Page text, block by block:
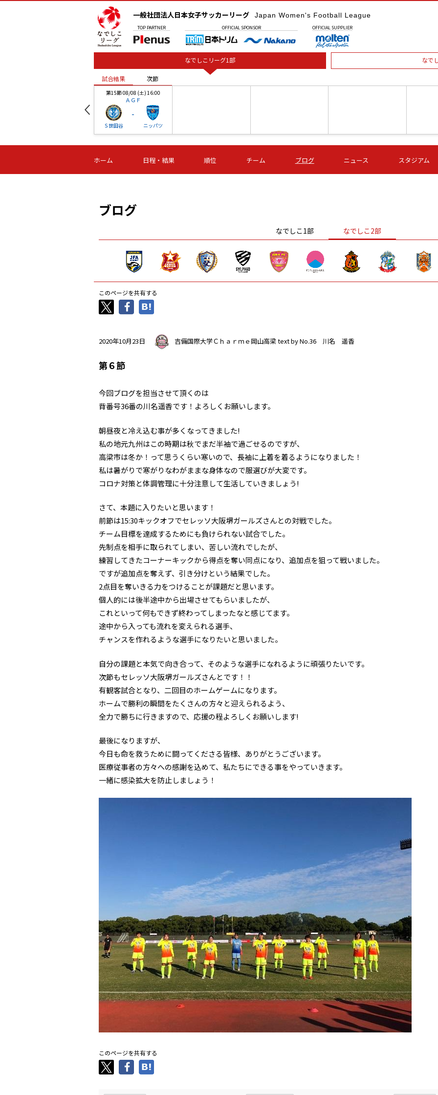
一般社団法人日本女子サッカーリーグ Japan Women's Football League
TOP PARTNER OFFICIAL SPONSOR OFFICIAL SUPPLIER
なでしこリーグ1部 なで
試合結果 次節
第15節 08/08 (土) 16:00
ＡＧＦ
Ｓ世田谷
-
ニッパツ
-
第16節 09/05 (土) 15:00
ニッパツ
-
第16節 09/05 (土) 15:00
石人の星
-
第16節 09/05 (土) 16:00
ＡＧＦ
-
いちご
-
第16
試合結果 次節
ホーム 日程・結果 順位 チーム ブログ ニュース スタジアム
ブログ
なでしこ1部 なでしこ2部
このページを共有する
2020年10月23日 吉備国際大学Ｃｈａｒｍｅ岡山高梁text by No.36 川名 遥香
第６節
今回ブログを担当させて頂くのは
背番号36番の川名遥香です！よろしくお願いします。
朝昼夜と冷え込む事が多くなってきました!
私の地元九州はこの時期は秋でまだ半袖で過ごせるのですが、
高梁市は冬か！って思うくらい寒いので、長袖に上着を着るようになりました！
私は暑がりで寒がりなわがままな身体なので服選びが大変です。
コロナ対策と体調管理に十分注意して生活していきましょう!
さて、本題に入りたいと思います！
前節は15:30キックオフでセレッソ大阪堺ガールズさんとの対戦でした。
チーム目標を達成するためにも負けられない試合でした。
先制点を相手に取られてしまい、苦しい流れでしたが、
練習してきたコーナーキックから得点を奪い同点になり、追加点を狙って戦いました。
ですが追加点を奪えず、引き分けという結果でした。
2点目を奪いきる力をつけることが課題だと思います。
個人的には後半途中から出場させてもらいましたが、
これといって何もできず終わってしまったなと感じてます。
途中から入っても流れを変えられる選手、
チャンスを作れるような選手になりたいと思いました。
自分の課題と本気で向き合って、そのような選手になれるように頑張りたいです。
次節もセレッソ大阪堺ガールズさんとです！！
有観客試合となり、二回目のホームゲームになります。
ホームで勝利の瞬間をたくさんの方々と迎えられるよう、
全力で勝ちに行きますので、応援の程よろしくお願いします!
最後になりますが、
今日も命を救うために闘ってくださる皆様、ありがとうございます。
医療従事者の方々への感謝を込めて、私たちにできる事をやっていきます。
一緒に感染拡大を防止しましょう！
このページを共有する